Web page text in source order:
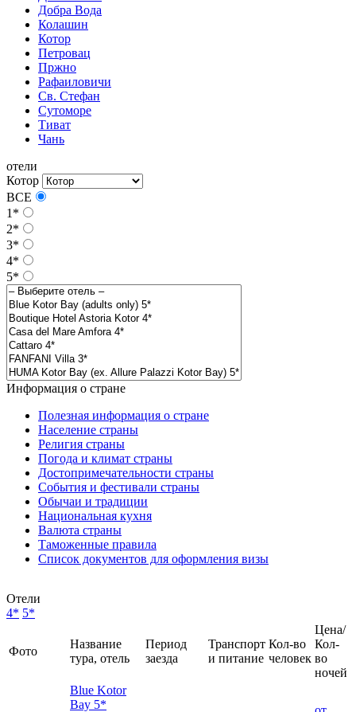
Добра Вода
Колашин
Котор
Петровац
Пржно
Рафаиловичи
Св. Стефан
Сутоморе
Тиват
Чань
отели
Котор
ВСЕ
1*
2*
3*
4*
5*
Информация о стране
Полезная информация о стране
Население страны
Религия страны
Погода и климат страны
Достопримечательности страны
События и фестивали страны
Обычаи и традиции
Национальная кухня
Валюта страны
Таможенные правила
Список документов для оформления визы
Отели
4* 5*
Фото
Название
тура, отель
Период
заезда
Транспорт
и питание
Кол-во
человек
Цена/
Кол-
во
ночей
Blue Kotor
Bay 5*